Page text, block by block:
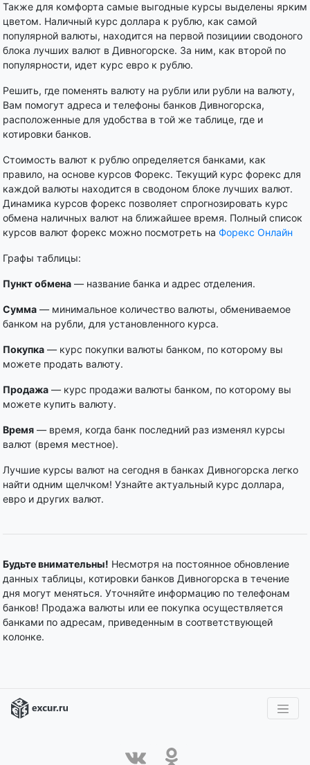
Также для комфорта самые выгодные курсы выделены ярким
цветом. Наличный курс доллара к рублю, как самой
популярной валюты, находится на первой позициии сводоного
блока лучших валют в Дивногорске. За ним, как второй по
популярности, идет курс евро к рублю.
Решить, где поменять валюту на рубли или рубли на валюту,
Вам помогут адреса и телефоны банков Дивногорска,
расположенные для удобства в той же таблице, где и
котировки банков.
Стоимость валют к рублю определяется банками, как
правило, на основе курсов Форекс. Текущий курс форекс для
каждой валюты находится в сводоном блоке лучших валют.
Динамика курсов форекс позволяет спрогнозировать курс
обмена наличных валют на ближайшее время. Полный список
курсов валют форекс можно посмотреть на Форекс Онлайн
Графы таблицы:
Пункт обмена — название банка и адрес отделения.
Сумма — минимальное количество валюты, обмениваемое
банком на рубли, для установленного курса.
Покупка — курс покупки валюты банком, по которому вы
можете продать валюту.
Продажа — курс продажи валюты банком, по которому вы
можете купить валюту.
Время — время, когда банк последний раз изменял курсы
валют (время местное).
Лучшие курсы валют на сегодня в банках Дивногорска легко
найти одним щелчком! Узнайте актуальный курс доллара,
евро и других валют.
Будьте внимательны! Несмотря на постоянное обновление
данных таблицы, котировки банков Дивногорска в течение
дня могут меняться. Уточняйте информацию по телефонам
банков! Продажа валюты или ее покупка осуществляется
банками по адресам, приведенным в соответствующей
колонке.